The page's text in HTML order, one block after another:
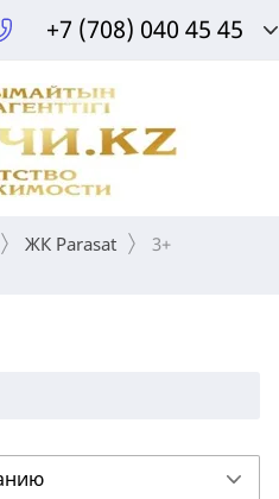
+7 (708) 040 45 45
ЖК Parasat
3+